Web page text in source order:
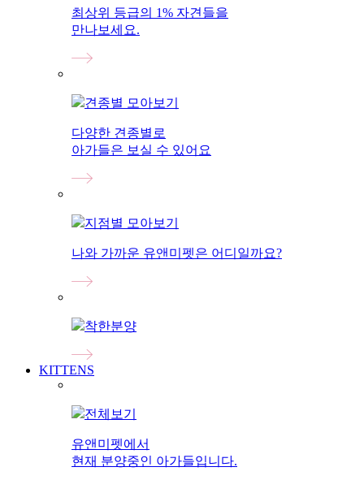
최상위 등급의 1% 자견들을
만나보세요.
견종별 모아보기
다양한 견종별로
아가들은 보실 수 있어요
지점별 모아보기
나와 가까운 유앤미펫은 어디일까요?
착한분양
KITTENS
전체보기
유앤미펫에서
현재 분양중인 아가들입니다.